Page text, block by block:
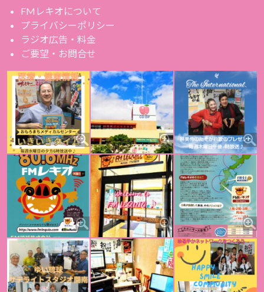
FMレキオについて
プライバシーポリシー
ラジオ広告・料金
ご要望・お問合せ